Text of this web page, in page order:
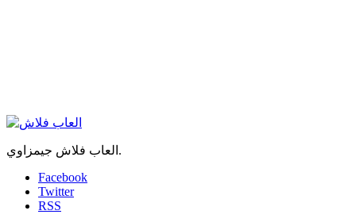
العاب فلاش جيمزاوي.
Facebook
Twitter
RSS